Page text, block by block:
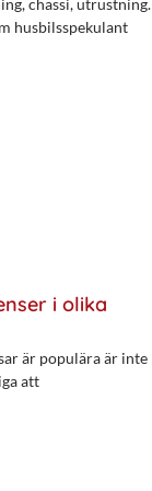
husbilsspekulant
i olika
är populära är inte
att